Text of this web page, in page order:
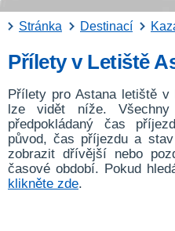
Stránka Destinací
Přílety v Letiště
Přílety pro Astana letiště v
lze vidět níže.
předpokládaný čas
původ, čas příjezdu a
zobrazit dřívější nebo
časové období. Pokud
klikněte zde.